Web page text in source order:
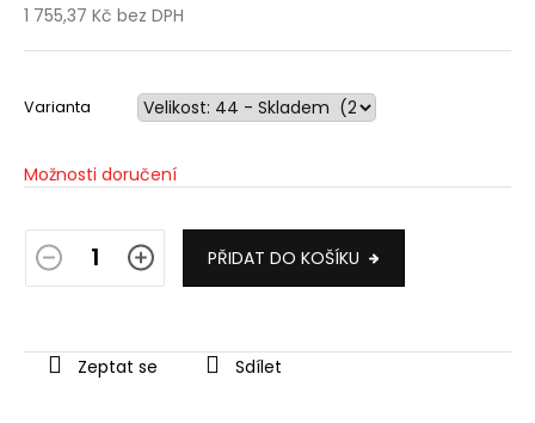
1 755,37 Kč bez DPH
Měrná
Varianta
Možnosti doručení
PŘIDAT DO KOŠÍKU
Zeptat se Sdílet